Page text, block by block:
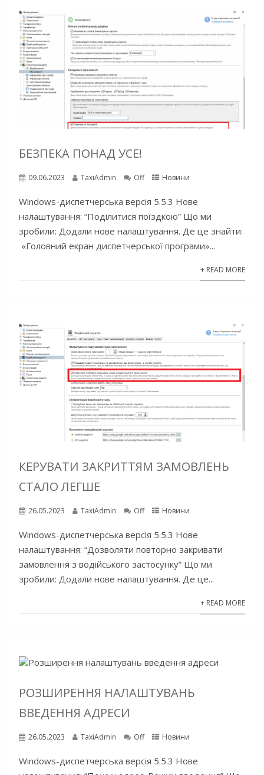
БЕЗПЕКА ПОНАД УСЕ!
09.06.2023 TaxiAdmin Off Новини
Windows-диспетчерська версія 5.5.3 Нове
налаштування: “Поділитися поїздкою” Що ми
зробили: Додали нове налаштування. Де це знайти:
«Головний екран диспетчерської програми»...
+ READ MORE
КЕРУВАТИ ЗАКРИТТЯМ ЗАМОВЛЕНЬ
СТАЛО ЛЕГШЕ
26.05.2023 TaxiAdmin Off Новини
Windows-диспетчерська версія 5.5.3 Нове
налаштування: “Дозволяти повторно закривати
замовлення з водійського застосунку” Що ми
зробили: Додали нове налаштування. Де це...
+ READ MORE
РОЗШИРЕННЯ НАЛАШТУВАНЬ
ВВЕДЕННЯ АДРЕСИ
26.05.2023 TaxiAdmin Off Новини
Windows-диспетчерська версія 5.5.3 Нове